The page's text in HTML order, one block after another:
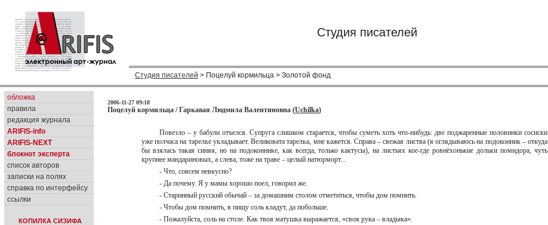
Студия писателей
Студия писателей > Поцелуй кормильца > Золотой фонд
обложка
правила
редакция журнала
ARIFIS-info
ARIFIS-NEXT
блокнот эксперта
список авторов
записки на полях
справка по интерфейсу
ссылки
КОПИЛКА СИЗИФА
2006-11-27 09:18
Поцелуй кормильца / Гаркавая Людмила Валентиновна (Uchilka)
Повезло – у бабули отъелся. Супруга слишком старается, чтобы суметь хоть что-нибудь: две поджаренные половинки сосиски
уже полчаса на тарелке укладывает. Великовата тарелка, мне кажется. Справа – свежая листва (я оглядываюсь на подоконник – откуда
бы взялась такая синяя, но на подоконнике, как всегда, только кактусы), на листьях кое-где ровнёхонькие дольки помидора, чуть
крупнее мандариновых, а слева, тоже на траве – целый натюрморт...
- Что, совсем невкусно?
- Да почему. Я у мамы хорошо поел, говорил же.
- Старинный русский обычай – за домашним столом отметиться, чтобы дом помнить.
- Чтобы дом помнить, в пищу соль кладут, да побольше.
- Пожалуйста, соль на столе. Как твоя матушка выражается, «своя рука – владыка».